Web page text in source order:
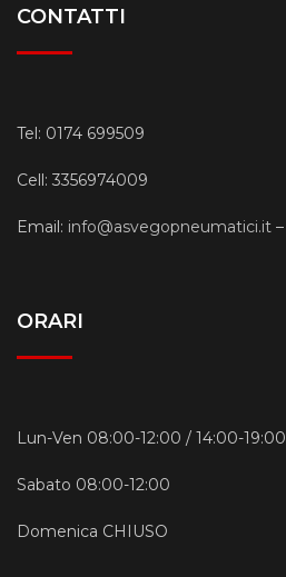
CONTATTI
Tel: 0174 699509
Cell: 3356974009
Email: info@asvegopneumatici.it –
ORARI
Lun-Ven 08:00-12:00 / 14:00-19:00
Sabato 08:00-12:00
Domenica CHIUSO